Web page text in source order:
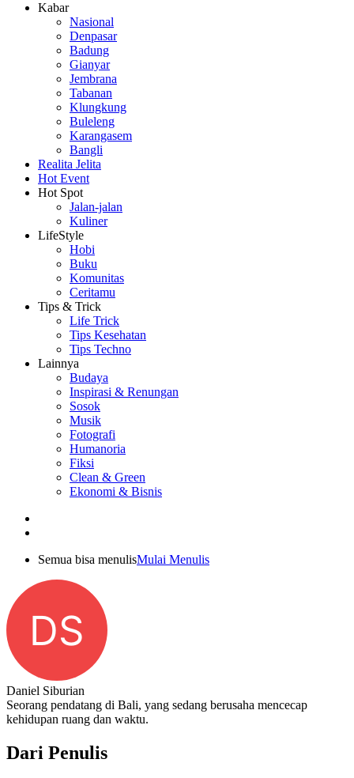
Kabar
Nasional
Denpasar
Badung
Gianyar
Jembrana
Tabanan
Klungkung
Buleleng
Karangasem
Bangli
Realita Jelita
Hot Event
Hot Spot
Jalan-jalan
Kuliner
LifeStyle
Hobi
Buku
Komunitas
Ceritamu
Tips & Trick
Life Trick
Tips Kesehatan
Tips Techno
Lainnya
Budaya
Inspirasi & Renungan
Sosok
Musik
Fotografi
Humanoria
Fiksi
Clean & Green
Ekonomi & Bisnis
Semua bisa menulisMulai Menulis
DS
Daniel Siburian
Seorang pendatang di Bali, yang sedang berusaha mencecap
kehidupan ruang dan waktu.
Dari Penulis